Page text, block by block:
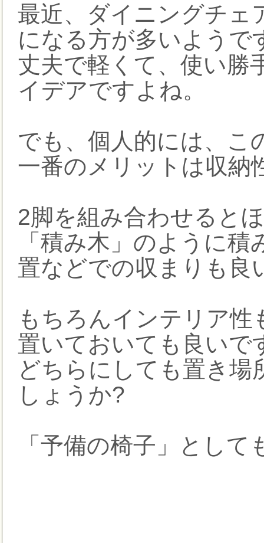
最近、ダイニングチェ
になる方が多いようで
丈夫で軽くて、使い勝
イデアですよね。
でも、個人的には、こ
一番のメリットは収納
2脚を組み合わせると
「積み木」のように
置などでの収まりも良
もちろんインテリア
置いておいても良いで
どちらにしても置き
しょうか?
「予備の椅子」とし